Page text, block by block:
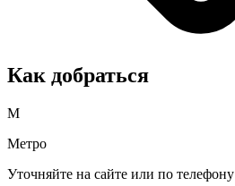
Как добраться
М
Метро
Уточняйте на сайте или по телефону